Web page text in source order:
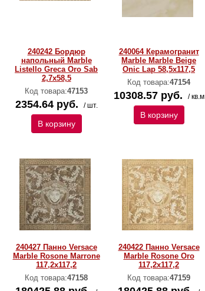
240242 Бордюр
напольный Marble
Listello Greca Oro Sab
2,7x58,5
Код товара:47153
2354.64 руб. / шт.
В корзину
240064 Керамогранит
Marble Marble Beige
Onic Lap 58,5x117,5
Код товара:47154
10308.57 руб. / кв.м
В корзину
240427 Панно Versace
Marble Rosone Marrone
117,2x117,2
Код товара:47158
240422 Панно Versace
Marble Rosone Oro
117,2x117,2
Код товара:47159